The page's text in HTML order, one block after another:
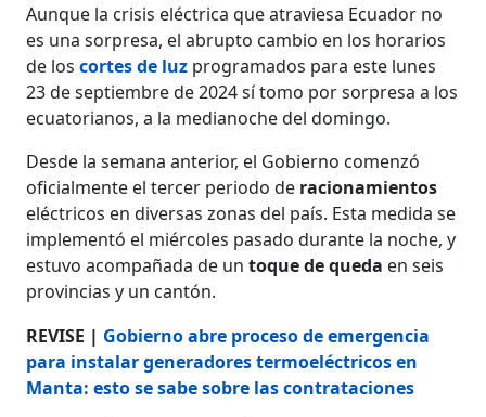
Aunque la crisis eléctrica que atraviesa Ecuador no
es una sorpresa, el abrupto cambio en los horarios
de loscortes de luz programados para este lunes
23 de septiembre de 2024 sí tomo por sorpresa a los
ecuatorianos, a la medianoche del domingo.
Desde la semana anterior, el Gobierno comenzó
oficialmente el tercer periodo de racionamientos
eléctricos en diversas zonas del país. Esta medida se
implementó el miércoles pasado durante la noche, y
estuvo acompañada de untoque de queda en seis
provincias y un cantón.
REVISE | Gobierno abre proceso de emergencia
para instalar generadores termoeléctricos en
Manta: esto se sabe sobre las contrataciones